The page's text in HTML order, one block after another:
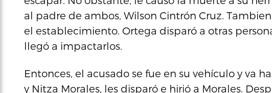
al padre de ambos, Wilson Cintrón Cruz.
el establecimiento. Ortega disparó a otras
llegó a impactarlos.
Entonces, el acusado se fue en su vehículo y va
y Nitza Morales, les disparó e hirió a Morales.